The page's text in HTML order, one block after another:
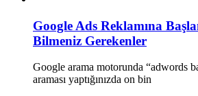
Google Ads Reklamına
Bilmeniz Gerekenler
Google arama motorunda “adwords
araması yaptığınızda on bin